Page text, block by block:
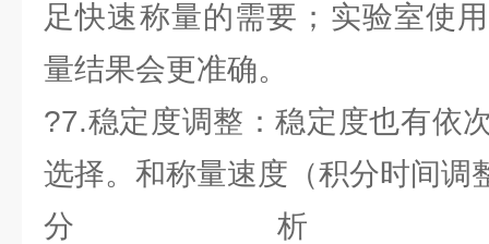
足快速称量的需要；实验室使
量结果会更准确。
?7.稳定度调整：稳定度也有依
选择。和称量速度（积分时间调
分析